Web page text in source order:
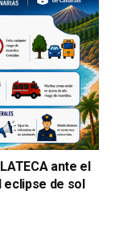
ante el
eclipse de sol